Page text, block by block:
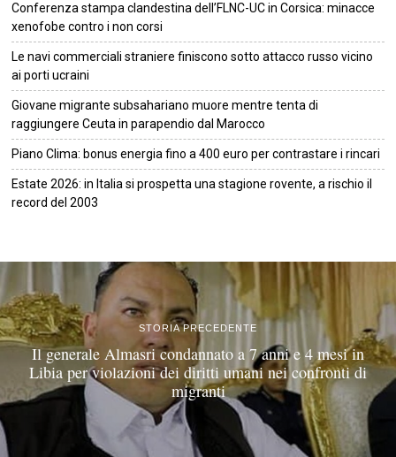
Conferenza stampa clandestina dell’FLNC-UC in Corsica: minacce
xenofobe contro i non corsi
Le navi commerciali straniere finiscono sotto attacco russo vicino
ai porti ucraini
Giovane migrante subsahariano muore mentre tenta di
raggiungere Ceuta in parapendio dal Marocco
Piano Clima: bonus energia fino a 400 euro per contrastare i rincari
Estate 2026: in Italia si prospetta una stagione rovente, a rischio il
record del 2003
STORIA PRECEDENTE
Il generale Almasri condannato a 7 anni e 4 mesi in
Libia per violazioni dei diritti umani nei confronti di
migranti